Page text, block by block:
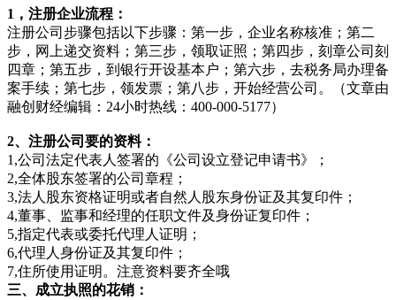
1，注册企业流程：
注册公司步骤包括以下步骤：第一步，企业名称核准；第二
步，网上递交资料；第三步，领取证照；第四步，刻章公司刻
四章；第五步，到银行开设基本户；第六步，去税务局办理备
案手续；第七步，领发票；第八步，开始经营公司。（文章由
融创财经编辑：24小时热线：400-000-5177）
2、注册公司要的资料：
1,公司法定代表人签署的《公司设立登记申请书》；
2,全体股东签署的公司章程；
3,法人股东资格证明或者自然人股东身份证及其复印件；
4,董事、监事和经理的任职文件及身份证复印件；
5,指定代表或委托代理人证明；
6,代理人身份证及其复印件；
7,住所使用证明。注意资料要齐全哦
三、成立执照的花销：